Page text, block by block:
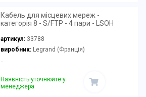
Кабель для місцевих мереж -
категорія 8 - S/FTP - 4 пари - LSOH
артикул: 33788
виробник:Legrand (Франція)
..
Наявність уточнюйте у
менеджера